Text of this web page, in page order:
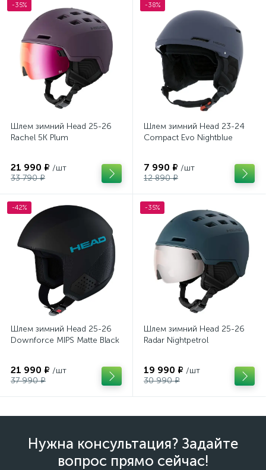
-35%
Шлем зимний Head 25-26
Rachel 5K Plum
21 990 ₽ /шт
33 790 ₽
-38%
Шлем зимний Head 23-24
Compact Evo Nightblue
7 990 ₽ /шт
12 890 ₽
-42%
Шлем зимний Head 25-26
Downforce MIPS Matte Black
21 990 ₽ /шт
37 990 ₽
-35%
Шлем зимний Head 25-26
Radar Nightpetrol
19 990 ₽ /шт
30 990 ₽
Нужна консультация? Задайте
вопрос прямо сейчас!